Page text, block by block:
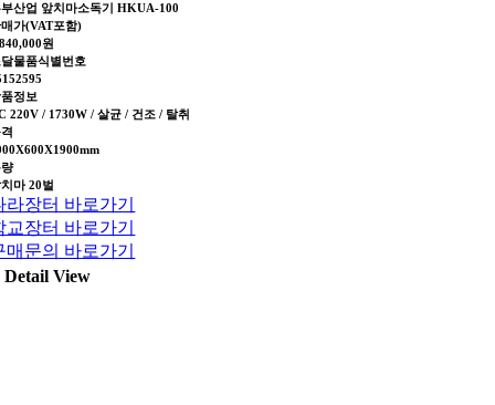
산업 앞치마소독기 HKUA-100
가(VAT포함)
원
물품식별번호
정보
220V / 1730W / 살균 / 건조 / 탈취
마 20벌
라장터 바로가기
교장터 바로가기
매문의 바로가기
Detail View